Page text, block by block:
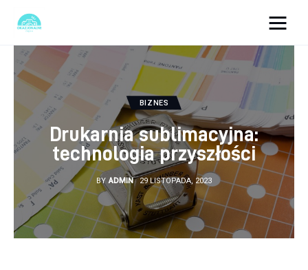
Turystyka
Lifestyle
Dom i ogród
Uroda
Zdrowie
BIZNES
Drukarnia sublimacyjna:
technologia przyszłości
BY ADMIN 29 LISTOPADA, 2023